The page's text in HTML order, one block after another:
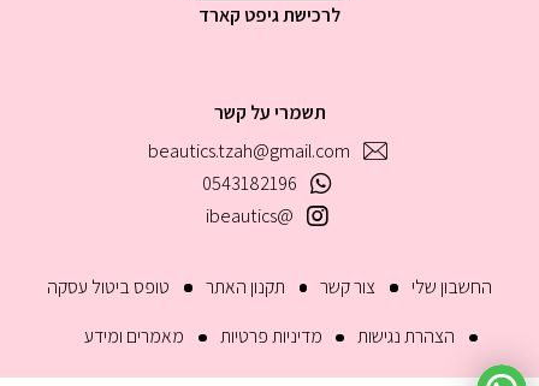
החשבון שלי צור קשר תקנון האתר
טופס ביטול עסקה
הצהרת נגישות
מדיניות פרטיות מאמרים ומידע
תשמרי על קשר
beautics.tzah@gmail.com
0543182196
@ibeautics
לרכישת גיפט קארד